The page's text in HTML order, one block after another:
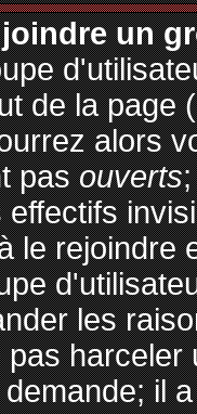
un
de la page
alors
pasouverts
le rejoindre
les
il